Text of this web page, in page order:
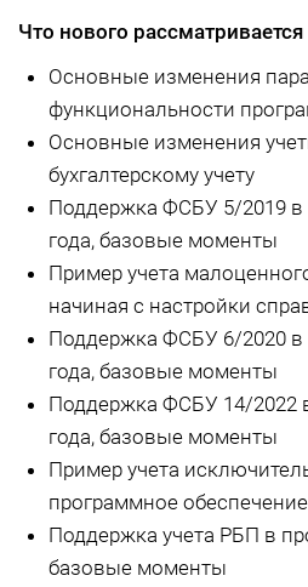
Что нового рассматривается
Основные изменения
функциональности
Основные изменения
бухгалтерскому учету
Поддержка ФСБУ 5/2019 в
года, базовые моменты
Пример учета
начиная с настройки
Поддержка ФСБУ 6/2020 в
года, базовые моменты
Поддержка ФСБУ 14/2022
года, базовые моменты
Пример учета
программное
Поддержка учета РБП в
базовые моменты